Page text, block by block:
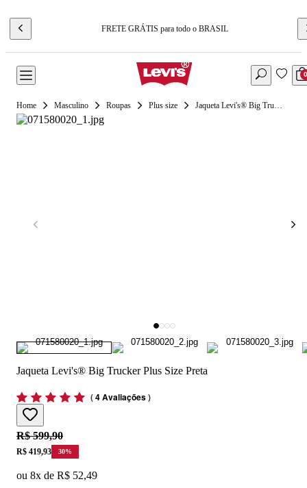
FRETE GRÁTIS para todo o BRASIL
0
Masculino Roupas Plus size Jaqueta Levi's® Big Trucker Plus Size Preta
Jaqueta Levi's® Big Trucker Plus Size Preta
(4 Avaliações)
Original price:
R$ 599,90
Price:
R$ 419,93 30%
ou 8x de R$ 52,49